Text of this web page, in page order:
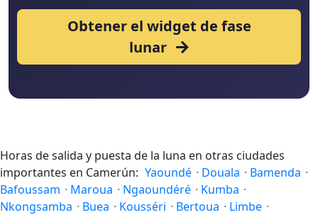
Obtener el widget de fase
lunar
Horas de salida y puesta de la luna en otras ciudades
importantes en Camerún: Yaoundé · Douala · Bamenda ·
Bafoussam · Maroua · Ngaoundéré · Kumba ·
Nkongsamba · Buea · Kousséri · Bertoua · Limbe ·